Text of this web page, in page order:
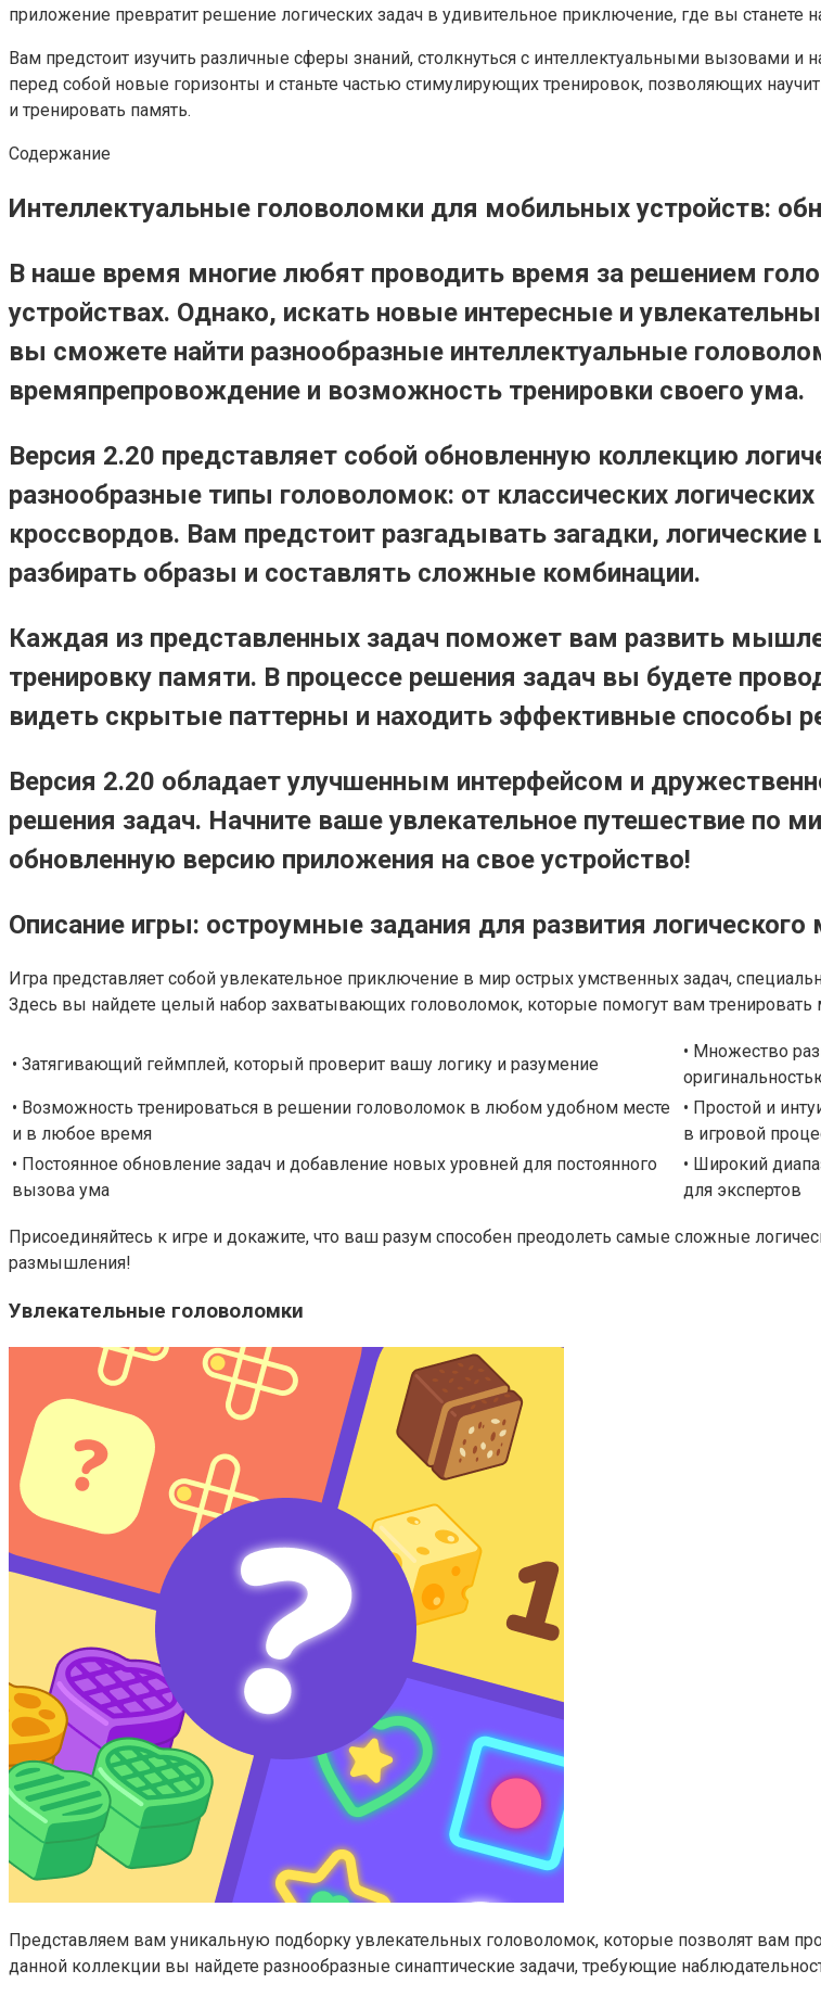
приложение превратит решение логических задач в удивительное приключение, где вы станете
Вам предстоит изучить различные сферы знаний, столкнуться с интеллектуальными вызовами
перед собой новые горизонты и станьте частью стимулирующих тренировок, позволяющих
и тренировать память.
Содержание
Интеллектуальные головоломки для мобильных устройств:
В наше время многие любят проводить время за решением
устройствах. Однако, искать новые интересные и
вы сможете найти разнообразные интеллектуальные
времяпрепровождение и возможность тренировки своего ума.
Версия 2.20 представляет собой обновленную коллекцию
разнообразные типы головоломок: от классических
кроссвордов. Вам предстоит разгадывать загадки,
разбирать образы и составлять сложные комбинации.
Каждая из представленных задач поможет вам развить
тренировку памяти. В процессе решения задач вы будете
видеть скрытые паттерны и находить эффективные способы
Версия 2.20 обладает улучшенным интерфейсом и
решения задач. Начните ваше увлекательное путешествие по
обновленную версию приложения на свое устройство!
Описание игры: остроумные задания для развития
Игра представляет собой увлекательное приключение в мир острых умственных задач,
Здесь вы найдете целый набор захватывающих головоломок, которые помогут вам тренировать
• Затягивающий геймплей, который проверит вашу логику и разумение
• Множество
• Возможность тренироваться в решении головоломок в любом удобном месте
и в любое время
• Простой и
в игровой
• Постоянное обновление задач и добавление новых уровней для постоянного
вызова ума
• Широкий
для экспертов
Присоединяйтесь к игре и докажите, что ваш разум способен преодолеть самые сложные
размышления!
Увлекательные головоломки
Представляем вам уникальную подборку увлекательных головоломок, которые позволят вам
данной коллекции вы найдете разнообразные синаптические задачи, требующие